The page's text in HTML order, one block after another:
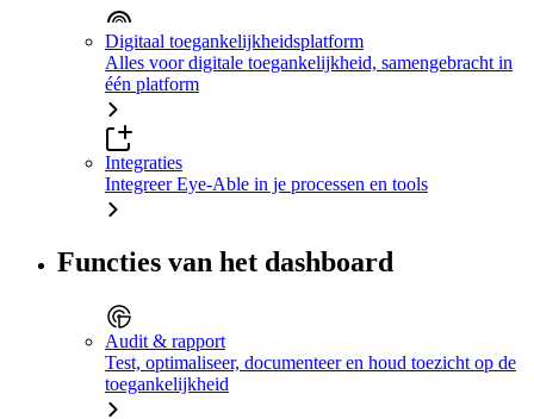
Digitaal toegankelijkheidsplatform
Alles voor digitale toegankelijkheid, samengebracht in
één platform
Integraties
Integreer Eye-Able in je processen en tools
Functies van het dashboard
Audit & rapport
Test, optimaliseer, documenteer en houd toezicht op de
toegankelijkheid